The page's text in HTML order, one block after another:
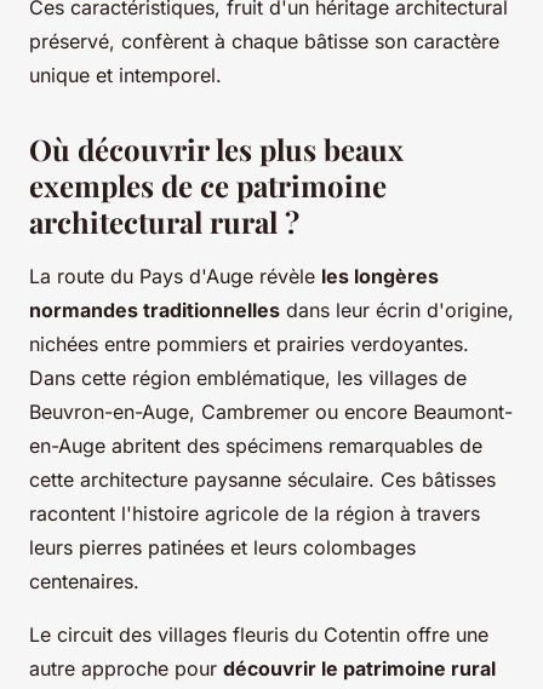
Ces caractéristiques, fruit d'un héritage architectural
préservé, confèrent à chaque bâtisse son caractère
unique et intemporel.
Où découvrir les plus beaux
exemples de ce patrimoine
architectural rural ?
La route du Pays d'Auge révèle les longères
normandes traditionnelles dans leur écrin d'origine,
nichées entre pommiers et prairies verdoyantes.
Dans cette région emblématique, les villages de
Beuvron-en-Auge, Cambremer ou encore Beaumont-
en-Auge abritent des spécimens remarquables de
cette architecture paysanne séculaire. Ces bâtisses
racontent l'histoire agricole de la région à travers
leurs pierres patinées et leurs colombages
centenaires.
Le circuit des villages fleuris du Cotentin offre une
autre approche pour découvrir le patrimoine rural